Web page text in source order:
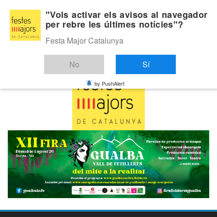
content
Dissabte, agost 8, 2026
Última:
"Vols activar els avisos al navegador
per rebre les últimes notícies"?
Festa Major Catalunya
No Sí
by PushAlert